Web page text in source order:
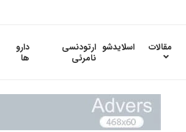
مقالات اسلایدشو ارتودنسی
نامرئی
دارو
ها